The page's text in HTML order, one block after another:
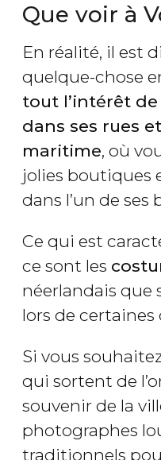
Que voir à
En réalité, il est
quelque-chose
tout l’intérêt
dans ses rues
maritime, où
jolies boutiques
dans l’un de ses
Ce qui est
ce sont les
néerlandais que
lors de certaines
Si vous
qui sortent de
souvenir de la
photographes
traditionnels